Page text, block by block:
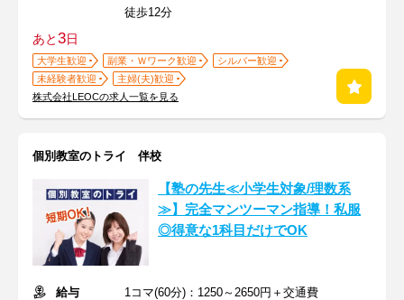
徒歩12分
あと3日
大学生歓迎 副業・Ｗワーク歓迎
シルバー歓迎
未経験者歓迎
主婦(夫)歓迎
株式会社LEOCの求人一覧を見る
個別教室のトライ 伴校
【塾の先生≪小学生対象/理数系
≫】完全マンツーマン指導！私服
◎得意な1科目だけでOK
給与
1コマ(60分)：1250～2650円＋交通費